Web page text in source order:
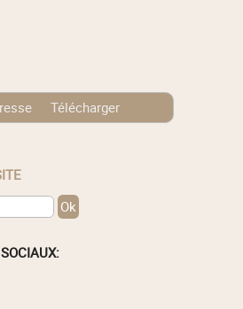
Télécharger